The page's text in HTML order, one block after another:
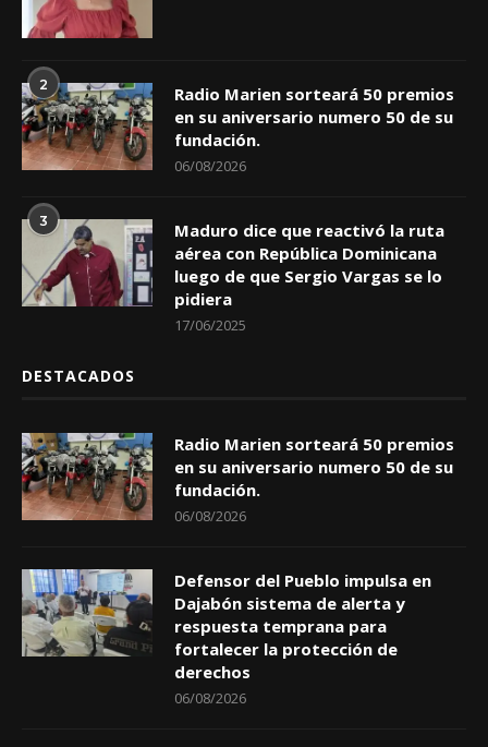
2
Radio Marien sorteará 50 premios
en su aniversario numero 50 de su
fundación.
06/08/2026
3
Maduro dice que reactivó la ruta
aérea con República Dominicana
luego de que Sergio Vargas se lo
pidiera
17/06/2025
DESTACADOS
Radio Marien sorteará 50 premios
en su aniversario numero 50 de su
fundación.
06/08/2026
Defensor del Pueblo impulsa en
Dajabón sistema de alerta y
respuesta temprana para
fortalecer la protección de
derechos
06/08/2026